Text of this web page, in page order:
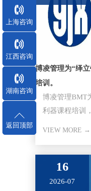
博凌管理为“绎
培训。
博凌管理BMT
利器课程培训
VIEW MORE →
16
2026-07
上海咨询
江西咨询
湖南咨询
返回顶部